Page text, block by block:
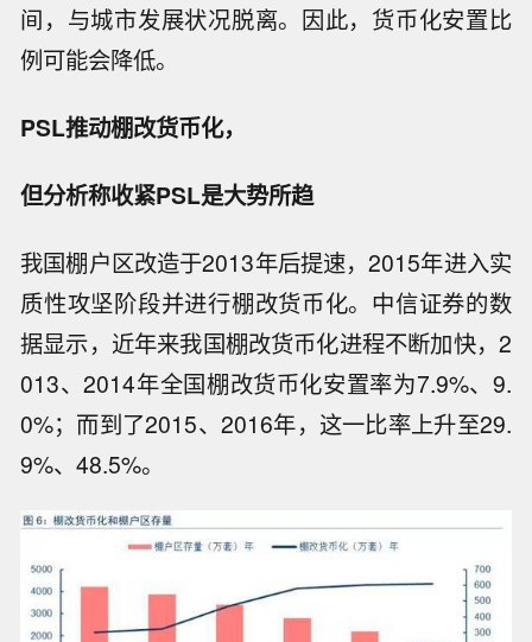
间，与城市发展状况脱离。因此，货币化安置比
例可能会降低。
PSL推动棚改货币化，
但分析称收紧PSL是大势所趋
我国棚户区改造于2013年后提速，2015年进入实
质性攻坚阶段并进行棚改货币化。中信证券的数
据显示，近年来我国棚改货币化进程不断加快，2
013、2014年全国棚改货币化安置率为7.9%、9.
0%；而到了2015、2016年，这一比率上升至29.
9%、48.5%。